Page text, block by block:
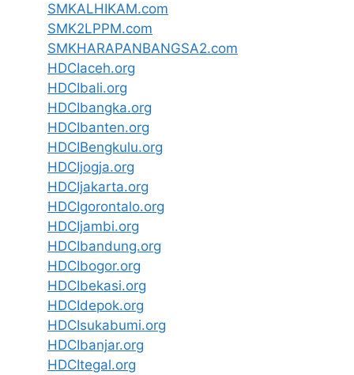
SMKALHIKAM.com
SMK2LPPM.com
SMKHARAPANBANGSA2.com
HDCIaceh.org
HDCIbali.org
HDCIbangka.org
HDCIbanten.org
HDCIBengkulu.org
HDCIjogja.org
HDCIjakarta.org
HDCIgorontalo.org
HDCIjambi.org
HDCIbandung.org
HDCIbogor.org
HDCIbekasi.org
HDCIdepok.org
HDCIsukabumi.org
HDCIbanjar.org
HDCItegal.org